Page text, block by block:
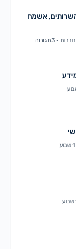
אשמח
3תגובות